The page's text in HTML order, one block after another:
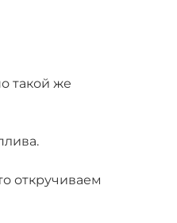
такой же
откручиваем